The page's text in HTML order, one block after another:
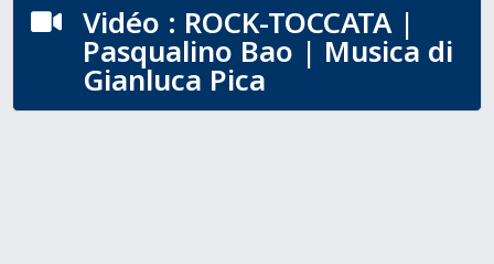
 Vidéo : ROCK-TOCCATA |
Pasqualino Bao | Musica di
Gianluca Pica